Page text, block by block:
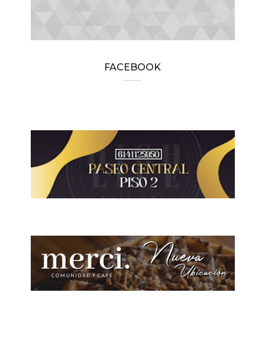
FACEBOOK